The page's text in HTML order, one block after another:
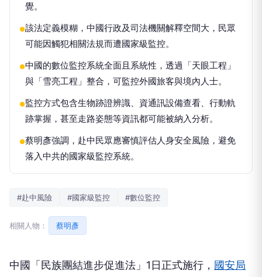
覺。
●該法定義模糊，中國行政及司法機關解釋空間大，民眾
可能因觸犯相關法規而遭國家級監控。
●中國的數位監控系統全面且系統性，透過「天眼工程」
與「雪亮工程」整合，可監控外國旅客與境內人士。
●監控方式包含生物跡證辨識、資通訊設備查看、行動軌
跡掌握，甚至走路姿態等資訊都可能被納入分析。
●蔡明彥強調，赴中民眾應審慎評估人身安全風險，避免
落入中共的國家級監控系統。
#赴中風險 #國家級監控 #數位監控
相關人物： 蔡明彥
中國「民族團結進步促進法」1日正式施行， 國安局